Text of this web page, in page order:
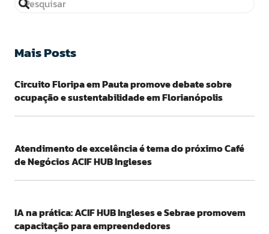
Mais Posts
Circuito Floripa em Pauta promove debate sobre
ocupação e sustentabilidade em Florianópolis
Atendimento de excelência é tema do próximo Café
de Negócios ACIF HUB Ingleses
IA na prática: ACIF HUB Ingleses e Sebrae promovem
capacitação para empreendedores